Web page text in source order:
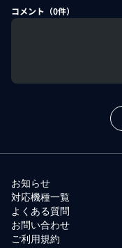
コメント（0件）
お知らせ
対応機種一覧
よくある質問
お問い合わせ
ご利用規約